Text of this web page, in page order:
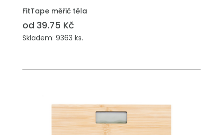
FitTape měřič těla
od 39.75 Kč
Skladem: 9363 ks.